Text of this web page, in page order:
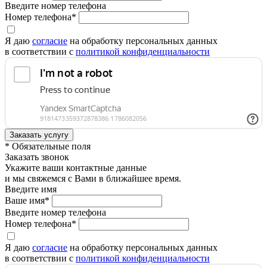
Введите номер телефона
Номер телефона*
Я даю согласие на обработку персональных данных
в соответствии с политикой конфиденциальности
* Обязательные поля
Заказать звонок
Укажите ваши контактные данные
и мы свяжемся с Вами в ближайшее время.
Введите имя
Ваше имя*
Введите номер телефона
Номер телефона*
Я даю согласие на обработку персональных данных
в соответствии с политикой конфиденциальности